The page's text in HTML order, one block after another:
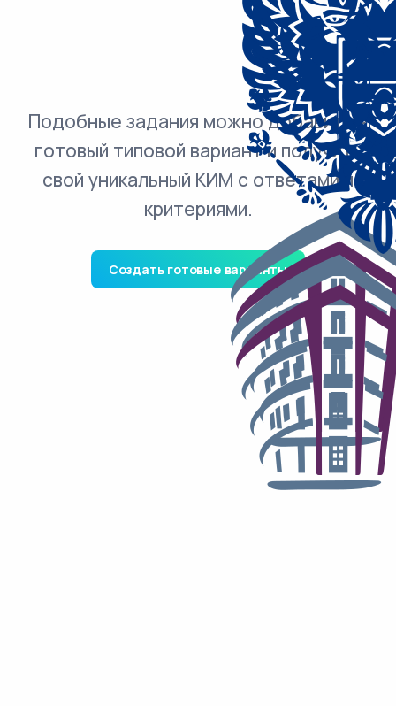
Подобные задания можно добавить в
готовый типовой вариант и получить
свой уникальный КИМ с ответами и
критериями.
Создать готовые варианты